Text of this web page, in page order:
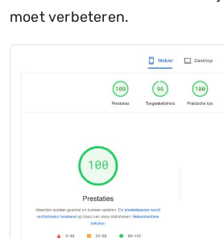
moet verbeteren.